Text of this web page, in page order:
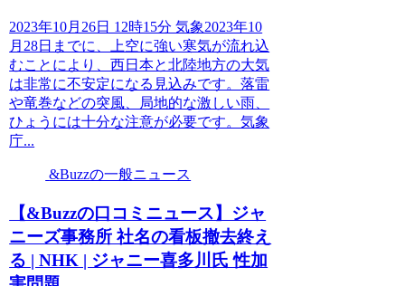
2023年10月26日 12時15分 気象2023年10
月28日までに、上空に強い寒気が流れ込
むことにより、西日本と北陸地方の大気
は非常に不安定になる見込みです。落雷
や竜巻などの突風、局地的な激しい雨、
ひょうには十分な注意が必要です。気象
庁...
&Buzzの一般ニュース
【&Buzzの口コミニュース】ジャ
ニーズ事務所 社名の看板撤去終え
る | NHK | ジャニー喜多川氏 性加